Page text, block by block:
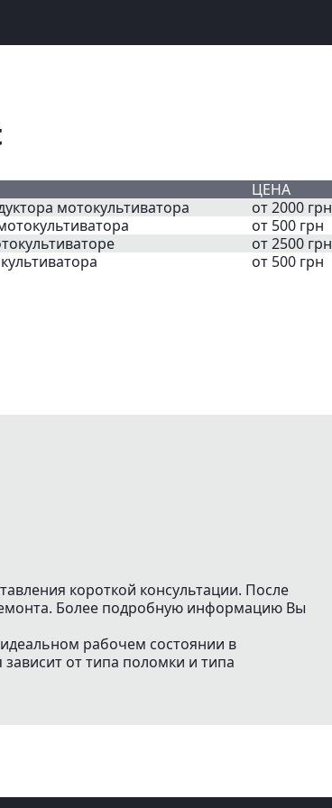
ЦЕНА
мотокультиватора
от 2000 грн
от 500 грн
от 2500 грн
от 500 грн
короткой консультации. После
Более подробную информацию Вы
рабочем состоянии в
от типа поломки и типа